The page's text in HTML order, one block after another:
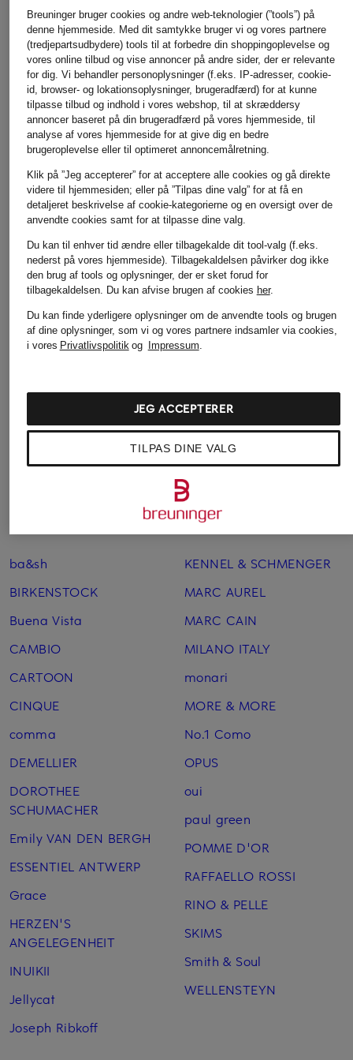
Flere kategorier
Børnemode
Luksuriøst dametøj
Luksuriøst herretøj
Tøj til Børn
Tøj til Herre
ba&sh
BIRKENSTOCK
Buena Vista
CAMBIO
CARTOON
CINQUE
comma
DEMELLIER
DOROTHEE
SCHUMACHER
Emily VAN DEN BERGH
ESSENTIEL ANTWERP
Grace
HERZEN'S
ANGELEGENHEIT
INUIKII
Jellycat
Joseph Ribkoff
KENNEL & SCHMENGER
MARC AUREL
MARC CAIN
MILANO ITALY
monari
MORE & MORE
No.1 Como
OPUS
oui
paul green
POMME D'OR
RAFFAELLO ROSSI
RINO & PELLE
SKIMS
Smith & Soul
WELLENSTEYN
Breuninger bruger cookies og andre web-teknologier (”tools”) på
denne hjemmeside. Med dit samtykke bruger vi og vores partnere
(tredjepartsudbydere) tools til at forbedre din shoppingoplevelse og
vores online tilbud og vise annoncer på andre sider, der er relevante
for dig. Vi behandler personoplysninger (f.eks. IP-adresser, cookie-
id, browser- og lokationsoplysninger, brugeradfærd) for at kunne
tilpasse tilbud og indhold i vores webshop, til at skræddersy
annoncer baseret på din brugeradfærd på vores hjemmeside, til
analyse af vores hjemmeside for at give dig en bedre
brugeroplevelse eller til optimeret annoncemålretning.
Klik på ”Jeg accepterer” for at acceptere alle cookies og gå direkte
videre til hjemmesiden; eller på ”Tilpas dine valg” for at få en
detaljeret beskrivelse af cookie-kategorierne og en oversigt over de
anvendte cookies samt for at tilpasse dine valg.
Du kan til enhver tid ændre eller tilbagekalde dit tool-valg (f.eks.
nederst på vores hjemmeside). Tilbagekaldelsen påvirker dog ikke
den brug af tools og oplysninger, der er sket forud for
tilbagekaldelsen. Du kan afvise brugen af cookies her.
Du kan finde yderligere oplysninger om de anvendte tools og brugen
af dine oplysninger, som vi og vores partnere indsamler via cookies,
i vores Privatlivspolitik og Impressum
TILPAS DINE VALG
JEG ACCEPTERER